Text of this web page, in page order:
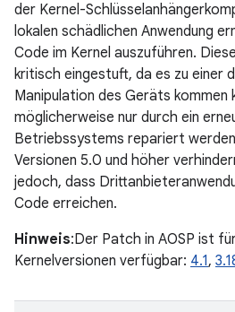
der Kernel-
lokalen schädlichen Anwendung
Code im Kernel auszuführen.
kritisch eingestuft, da es zu einer
Manipulation des Geräts kommen
möglicherweise nur durch ein
Betriebssystems repariert
Versionen 5.0 und höher
jedoch, dass
Code erreichen.
Hinweis:Der Patch in AOSP ist
Kernelversionen verfügbar: 4.1,